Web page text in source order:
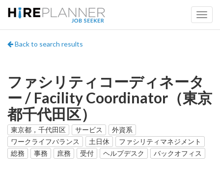
Back to search results
ファシリティコーディネータ
ー / Facility Coordinator（東京
都千代田区）
東京都，千代田区 サービス
外資系
ワークライフバランス
土日休
ファシリティマネジメント
総務
事務 庶務 受付 ヘルプデスク バックオフィス